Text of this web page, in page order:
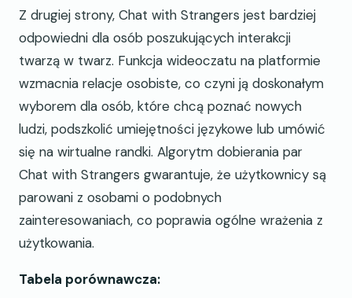
Z drugiej strony, Chat with Strangers jest bardziej
odpowiedni dla osób poszukujących interakcji
twarzą w twarz. Funkcja wideoczatu na platformie
wzmacnia relacje osobiste, co czyni ją doskonałym
wyborem dla osób, które chcą poznać nowych
ludzi, podszkolić umiejętności językowe lub umówić
się na wirtualne randki. Algorytm dobierania par
Chat with Strangers gwarantuje, że użytkownicy są
parowani z osobami o podobnych
zainteresowaniach, co poprawia ogólne wrażenia z
użytkowania.
Tabela porównawcza: